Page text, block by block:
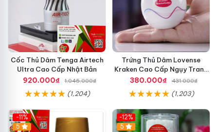
Cốc Thủ Dâm Tenga Airtech
Ultra Cao Cấp Nhật Bản
920.000₫
1.045.000₫
(1,204)
Trứng Thủ Dâm Lovense
Kraken Cao Cấp Ngụy Trang
Tốt
380.000₫ 431.000₫
(1,203)
-11%
5
-12%
5